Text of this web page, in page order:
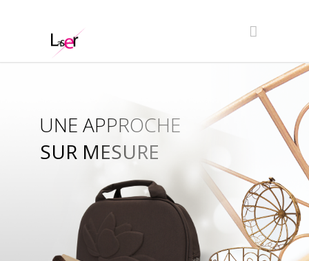
SUR MESURE
UNE APPROCHE